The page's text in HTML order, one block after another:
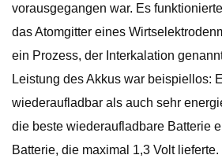
vorausgegangen war. Es
das Atomgitter eines
ein Prozess, der Interkalation
Leistung des Akkus war beispiellos:
wiederaufladbar als auch sehr
die beste wiederaufladbare Batterie
Batterie, die maximal 1,3 Volt